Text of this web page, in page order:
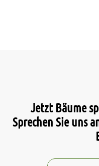
Jetzt Bäume
Sprechen Sie uns